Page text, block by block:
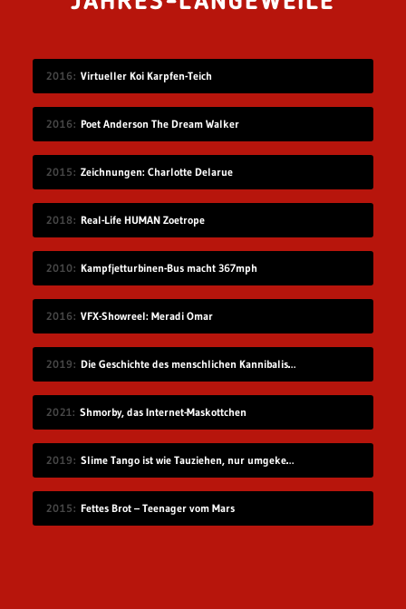
2016 Virtueller Koi Karpfen-Teich
2016 Poet Anderson The Dream Walker
2015 Zeichnungen: Charlotte Delarue
2018 Real-Life HUMAN Zoetrope
2010 Kampfjetturbinen-Bus macht 367mph
2016 VFX-Showreel: Meradi Omar
2019 Die Geschichte des menschlichen Kannibalismus
2021 Shmorby, das Internet-Maskottchen
2019 Slime Tango ist wie Tauziehen, nur umgekehrt
2015 Fettes Brot – Teenager vom Mars